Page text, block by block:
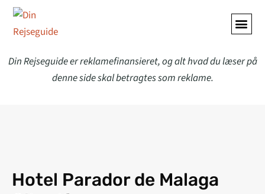
Din Rejseguide er reklamefinansieret, og alt hvad du læser på
denne side skal betragtes som reklame.
Hotel Parador de Malaga